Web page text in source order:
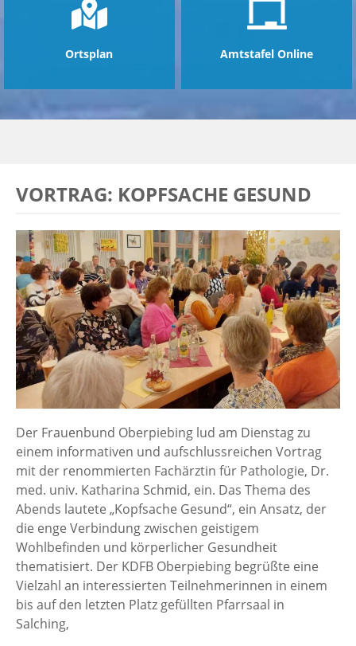
Ortsplan Amtstafel Online
VORTRAG: KOPFSACHE GESUND
Der Frauenbund Oberpiebing lud am Dienstag zu
einem informativen und aufschlussreichen Vortrag
mit der renommierten Fachärztin für Pathologie, Dr.
med. univ. Katharina Schmid, ein. Das Thema des
Abends lautete „Kopfsache Gesund“, ein Ansatz, der
die enge Verbindung zwischen geistigem
Wohlbefinden und körperlicher Gesundheit
thematisiert. Der KDFB Oberpiebing begrüßte eine
Vielzahl an interessierten Teilnehmerinnen in einem
bis auf den letzten Platz gefüllten Pfarrsaal in
Salching,